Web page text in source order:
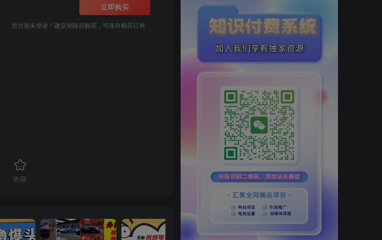
立即购买
您当前未登录！建议登陆后购买，可保存购买订单
收藏